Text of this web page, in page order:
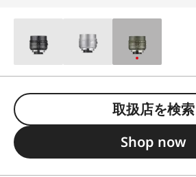
取扱店を検索
Shop now